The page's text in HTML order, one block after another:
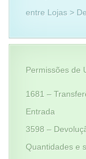
entre Lojas >
Permissões de
1681 –
Entrada
3598 –
Quantidades e